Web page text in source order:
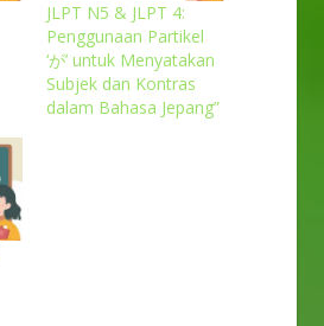
JLPT N5 & JLPT 4:
Penggunaan Partikel
‘が’ untuk Menyatakan
Subjek dan Kontras
dalam Bahasa Jepang”